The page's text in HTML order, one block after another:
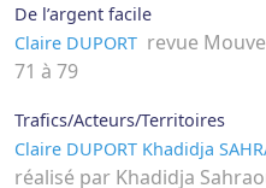
De l’argent facile
Claire DUPORT revue
71 à 79
Trafics/Acteurs/Territoires
Claire DUPORT Khadidja
réalisé par Khadidja